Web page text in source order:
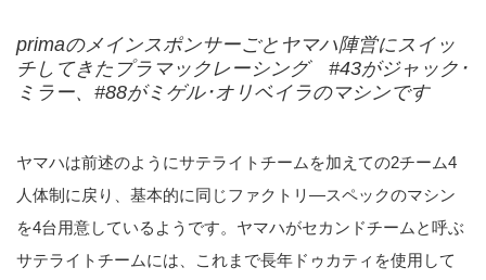
primaのメインスポンサーごとヤマハ陣営にスイッ
チしてきたプラマックレーシング #43がジャック･
ミラー、#88がミゲル･オリベイラのマシンです
ヤマハは前述のようにサテライトチームを加えての2チーム4
人体制に戻り、基本的に同じファクトリ―スペックのマシン
を4台用意しているようです。ヤマハがセカンドチームと呼ぶ
サテライトチームには、これまで長年ドゥカティを使用して